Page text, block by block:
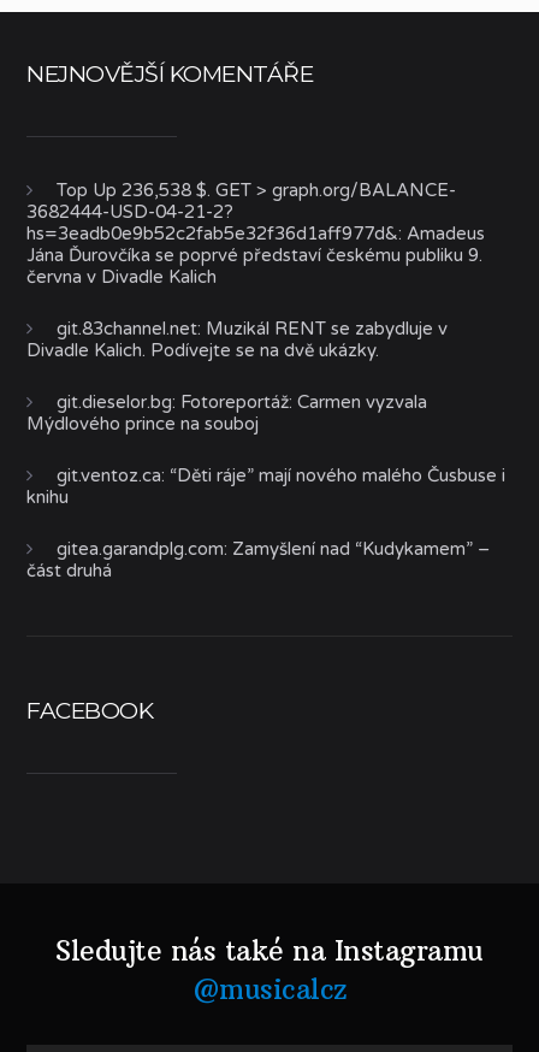
NEJNOVĚJŠÍ KOMENTÁŘE
Top Up 236,538 $. GET > graph.org/BALANCE-
3682444-USD-04-21-2?
hs=3eadb0e9b52c2fab5e32f36d1aff977d&:Amadeus
Jána Ďurovčíka se poprvé představí českému publiku 9.
června v Divadle Kalich
git.83channel.net: Muzikál RENT se zabydluje v
Divadle Kalich. Podívejte se na dvě ukázky.
git.dieselor.bg: Fotoreportáž: Carmen vyzvala
Mýdlového prince na souboj
git.ventoz.ca: “Děti ráje” mají nového malého Čusbuse i
knihu
gitea.garandplg.com: Zamyšlení nad “Kudykamem” –
část druhá
FACEBOOK
Sledujte nás také na Instagramu
@musicalcz